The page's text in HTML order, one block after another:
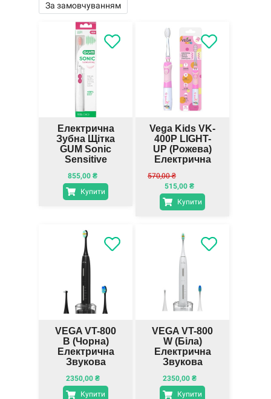
За замовчуванням
Електрична
Зубна Щітка
GUM Sonic
Sensitive
855,00 ₴
Купити
Vega Kids VK-
400P LIGHT-
UP (рожева)
Електрична
Звукова
Зубна Щітка
570,00₴
515,00 ₴
Купити
VEGA VT-800
B (чорна)
Електрична
Звукова
2350,00₴
Купити
VEGA VT-800
W (біла)
Електрична
Звукова
2350,00₴
Купити